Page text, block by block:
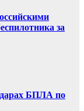
за
БПЛА по